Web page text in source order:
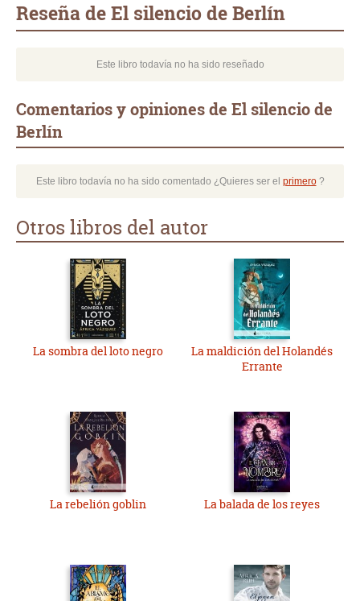
Reseña de El silencio de Berlín
Este libro todavía no ha sido reseñado
Comentarios y opiniones de El silencio de
Berlín
Este libro todavía no ha sido comentado ¿Quieres ser el primero?
Otros libros del autor
La sombra del loto negro
La maldición del Holandés
Errante
La rebelión goblin La balada de los reyes